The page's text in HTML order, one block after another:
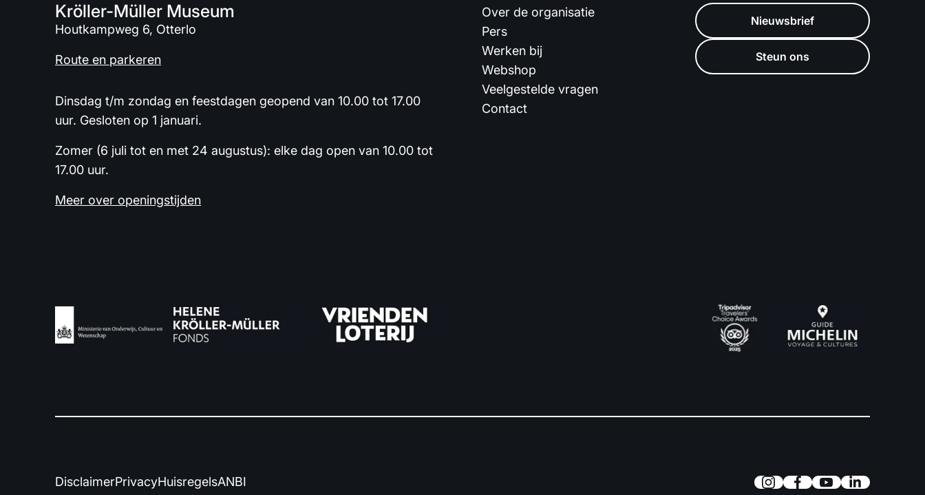
Kröller-Müller Museum
Houtkampweg 6, Otterlo
Route en parkeren
Dinsdag t/m zondag en feestdagen geopend van 10.00 tot 17.00
uur. Gesloten op 1 januari.
Zomer (6 juli tot en met 24 augustus): elke dag open van 10.00 tot
17.00 uur.
Meer over openingstijden
Over de organisatie
Pers
Werken bij
Webshop
Veelgestelde vragen
Contact
Nieuwsbrief
Steun ons
DisclaimerPrivacyHuisregelsANBI